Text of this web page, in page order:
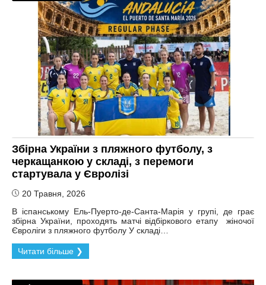
Збірна України з пляжного футболу, з
черкащанкою у складі, з перемоги
стартувала у Євролізі
20 Травня, 2026
В іспанському Ель-Пуерто-де-Санта-Марія у групі, де грає
збірна України, проходять матчі відбіркового етапу жіночої
Євроліги з пляжного футболу У складі…
Читати більше ❯